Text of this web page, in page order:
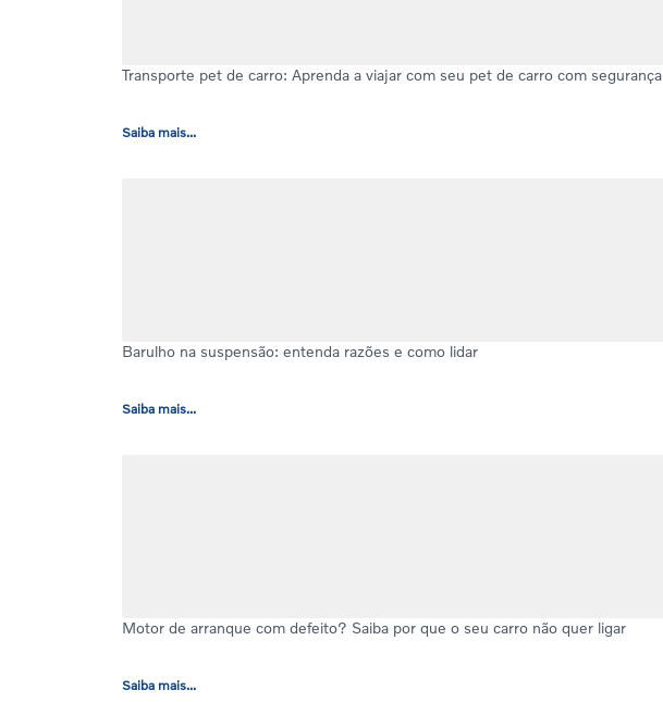
Transporte pet de carro: Aprenda a viajar com seu pet de carro com segurança
Saiba mais...
Barulho na suspensão: entenda razões e como lidar
Saiba mais...
Motor de arranque com defeito? Saiba por que o seu carro não quer ligar
Saiba mais...